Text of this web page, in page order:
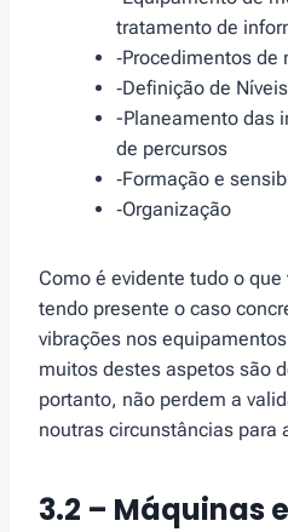
tratamento de
‑Procedimentos de
‑Definição de
-Planeamento das
de percursos
‑Formação e
‑Organização
Como é evidente tudo o
tendo presente o caso
vibrações nos
muitos destes aspetos são
portanto, não perdem a
noutras circunstâncias para
3.2 – Máquinas e